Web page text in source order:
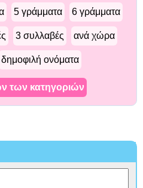
5 γράμματα 6 γράμματα
3 συλλαβές ανά χώρα
δημοφιλή ονόματα
των κατηγοριών